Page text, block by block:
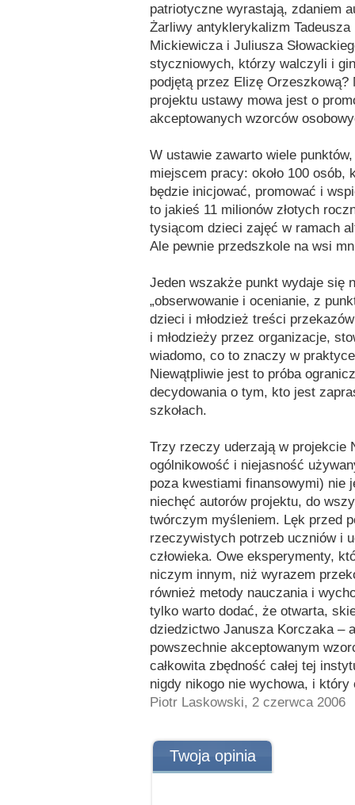
patriotyczne wyrastają, zdaniem
Żarliwy antyklerykalizm
Mickiewicza i Juliusza
styczniowych, którzy walczyli i
podjętą przez Elizę Orzeszkową?
projektu ustawy mowa jest o
akceptowanych wzorców
W ustawie zawarto wiele
miejscem pracy: około 100 osób,
będzie inicjować, promować i
to jakieś 11 milionów złotych
tysiącom dzieci zajęć w ramach
Ale pewnie przedszkole na wsi
Jeden wszakże punkt wydaje się
„obserwowanie i ocenianie, z
dzieci i młodzież treści
i młodzieży przez organizacje,
wiadomo, co to znaczy w
Niewątpliwie jest to próba
decydowania o tym, kto jest
szkołach.
Trzy rzeczy uderzają w projekcie
ogólnikowość i niejasność
poza kwestiami finansowymi) nie
niechęć autorów projektu, do
twórczym myśleniem. Lęk przed
rzeczywistych potrzeb uczniów i
człowieka. Owe eksperymenty,
niczym innym, niż wyrazem
również metody nauczania i
tylko warto dodać, że otwarta,
dziedzictwo Janusza Korczaka –
powszechnie akceptowanym
całkowita zbędność całej tej
nigdy nikogo nie wychowa, i który
Piotr Laskowski, 2 czerwca 2006
Twoja opinia